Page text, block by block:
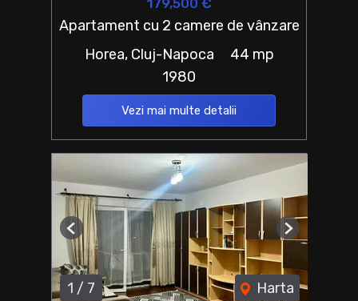
Apartament cu 2 camere de vânzare
Horea, Cluj-Napoca
44 mp
1980
Vezi mai multe detalii
1 / 7 Harta
Previous Next